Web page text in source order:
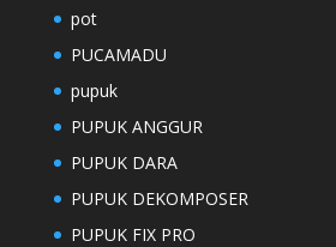
pot
PUCAMADU
pupuk
PUPUK ANGGUR
PUPUK DARA
PUPUK DEKOMPOSER
PUPUK FIX PRO